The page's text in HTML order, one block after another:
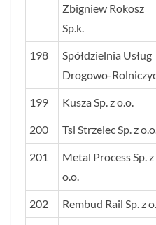
Zbigniew Rokosz
Sp.k.
198
Spółdzielnia Usług
Drogowo-
199 Kusza Sp. z o.o.
200 Tsl Strzelec Sp. z o.o.
201
Metal Process Sp. z
o.o.
202 Rembud Rail Sp. z